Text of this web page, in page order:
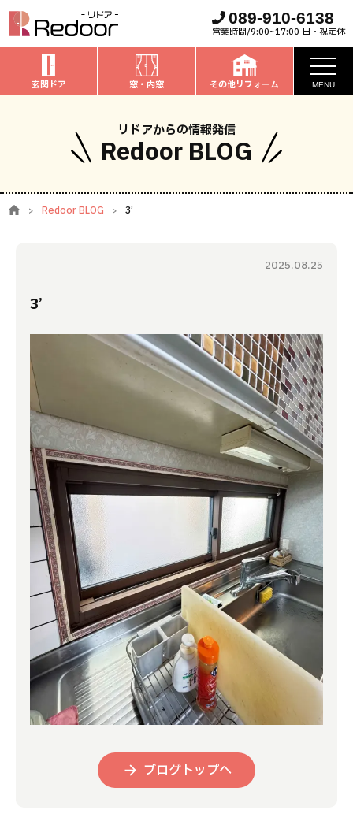
089-910-6138
営業時間/9:00~17:00 日・祝定休
玄関ドア 窓・内窓 その他リフォーム MENU
私たちについて
取扱商品
お家全般
お客様の声
よくある質問
補助金事業
アクセス
リドアからの情報発信
Redoor BLOG
Redoor BLOG 3’
2025.08.25
3’
ブログトップへ